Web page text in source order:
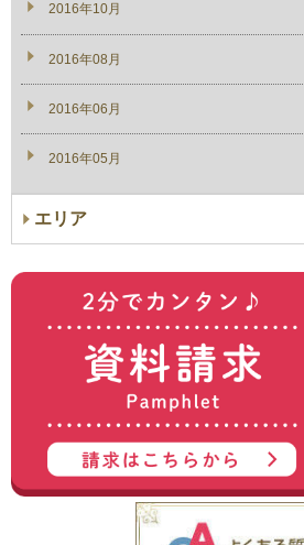
2016年10月
2016年08月
2016年06月
2016年05月
エリア